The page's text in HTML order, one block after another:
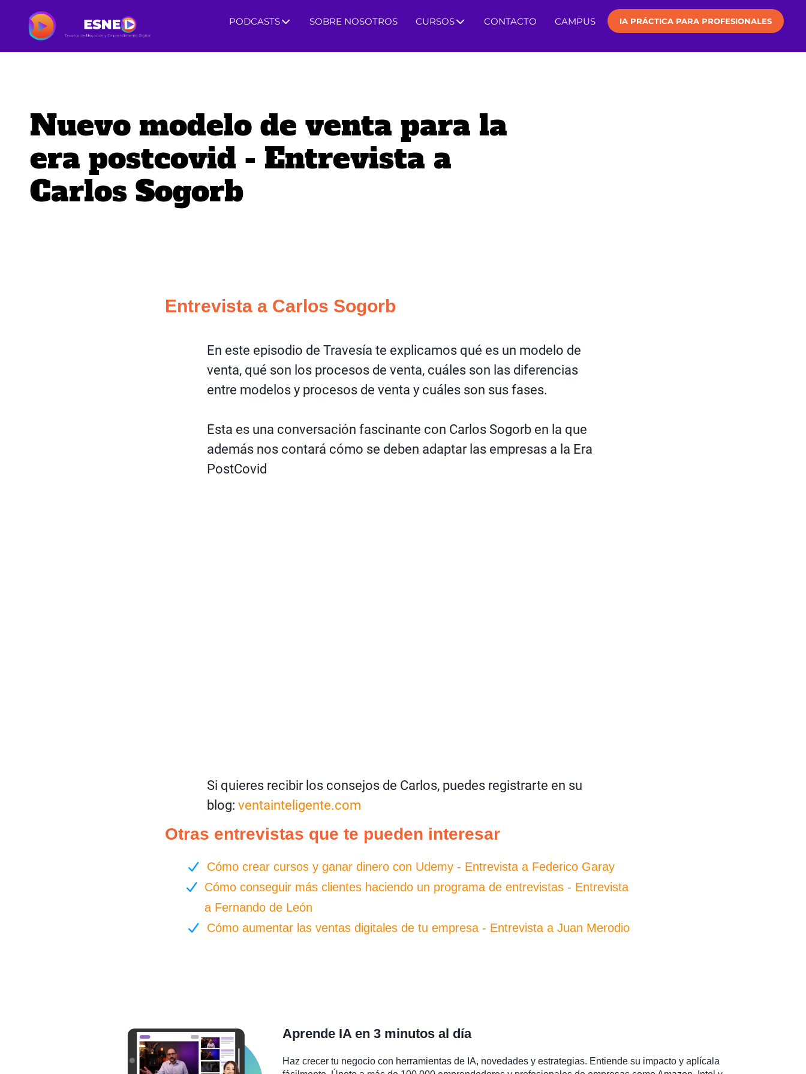
PODCASTS SOBRE NOSOTROS CURSOS CONTACTO CAMPUS IA PRÁCTICA PARA PROFESIONALES
Nuevo modelo de venta para la
era postcovid - Entrevista a
Carlos Sogorb
Entrevista a Carlos Sogorb
En este episodio de Travesía te explicamos qué es un modelo de
venta, qué son los procesos de venta, cuáles son las diferencias
entre modelos y procesos de venta y cuáles son sus fases.
Esta es una conversación fascinante con Carlos Sogorb en la que
además nos contará cómo se deben adaptar las empresas a la Era
PostCovid
Si quieres recibir los consejos de Carlos, puedes registrarte en su
blog:ventainteligente.com
Otras entrevistas que te pueden interesar
Cómo crear cursos y ganar dinero con Udemy - Entrevista a Federico Garay
Cómo conseguir más clientes haciendo un programa de entrevistas - Entrevista
a Fernando de León
Cómo aumentar las ventas digitales de tu empresa - Entrevista a Juan Merodio
Aprende IA en 3 minutos al día
Haz crecer tu negocio con herramientas de IA, novedades y estrategias. Entiende su impacto y aplícala